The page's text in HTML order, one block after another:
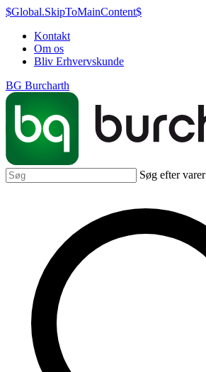
$Global.SkipToMainContent$
Kontakt
Om os
Bliv Erhvervskunde
BG Burcharth
Søg efter varer